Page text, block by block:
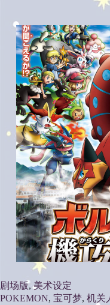
剧场版, 美术设定
POKEMON, 宝可梦, 机关